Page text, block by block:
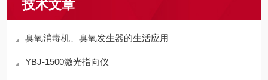
技术文章
臭氧消毒机、臭氧发生器的生活应用
YBJ-1500激光指向仪